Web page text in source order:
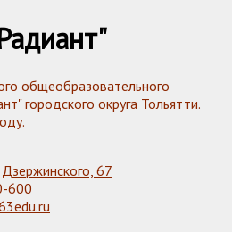
общеобразовательного
городского округа Тольятти.
Дзержинского, 67
600